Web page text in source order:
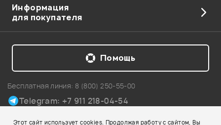
Этот сайт использует cookies. Продолжая работу с сайтом, Вы
Информация
для покупателя
Бесплатная линия: 8 (800) 250-55-00
Telegram: +7 911 218-04-54
Помощь